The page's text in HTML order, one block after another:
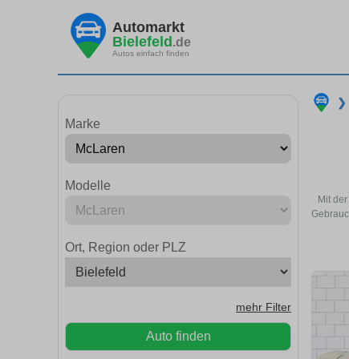
Automarkt
Bielefeld.de
Autos einfach finden
Marke
Modelle
Ort, Region oder PLZ
mehr Filter
Auto finden
❯
Mit